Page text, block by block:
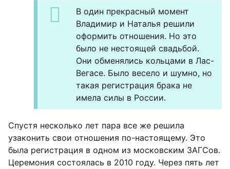
В один прекрасный момент
Владимир и Наталья решили
оформить отношения. Но это
было не нестоящей свадьбой.
Они обменялись кольцами в Лас-
Вегасе. Было весело и шумно, но
такая регистрация брака не
имела силы в России.
Спустя несколько лет пара все же решила
узаконить свои отношения по-настоящему. Это
была регистрация в одном из московским ЗАГСов.
Церемония состоялась в 2010 году. Через пять лет